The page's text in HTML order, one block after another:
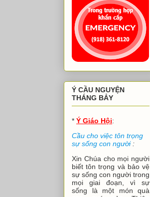
Ý CẦU NGUYỆN
THÁNG BẢY
* Ý Giáo Hội:
Cầu cho việc tôn trọng
sự sống con người:
Xin Chúa cho mọi người
biết tôn trọng và bảo vệ
sự sống con người trong
mọi giai đoạn, vì sự
sống là một món quà